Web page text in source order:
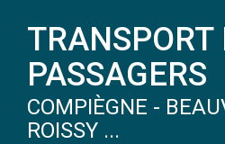
TRANSPORT
PASSAGERS
COMPIÈGNE -
ROISSY ...